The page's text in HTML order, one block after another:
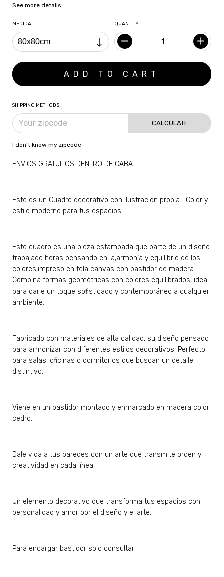
See more details
MEDIDA QUANTITY
SHIPPING METHODS
CALCULATE
I don't know my zipcode
ENVIOS GRATUITOS DENTRO DE CABA
Este es un Cuadro decorativo con ilustracion propia– Color y
estilo moderno para tus espacios
Este cuadro es una pieza estampada que parte de un diseño
trabajado horas pensando en la,armonía y equilibrio de los
colores,impreso en tela canvas con bastidor de madera.
Combina formas geométricas con colores equilibrados, ideal
para darle un toque sofisticado y contemporáneo a cualquier
ambiente.
Fabricado con materiales de alta calidad, su diseño pensado
para armonizar con diferentes estilos decorativos. Perfecto
para salas, oficinas o dormitorios que buscan un detalle
distintivo.
Viene en un bastidor montado y enmarcado en madera color
cedro.
Dale vida a tus paredes con un arte que transmite orden y
creatividad en cada línea.
Un elemento decorativo que transforma tus espacios con
personalidad y amor por el diseño y el arte.
Para encargar bastidor solo consultar